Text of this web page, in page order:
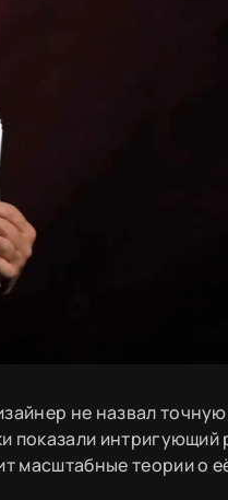
не назвал
показали интригующий
масштабные теории о